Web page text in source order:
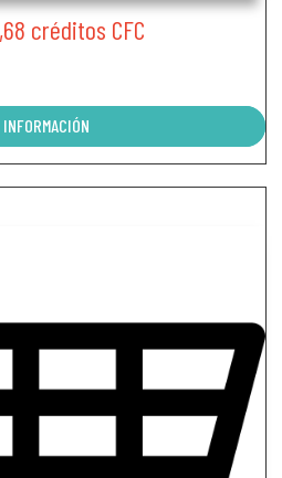
créditos CFC
INFORMACIÓN